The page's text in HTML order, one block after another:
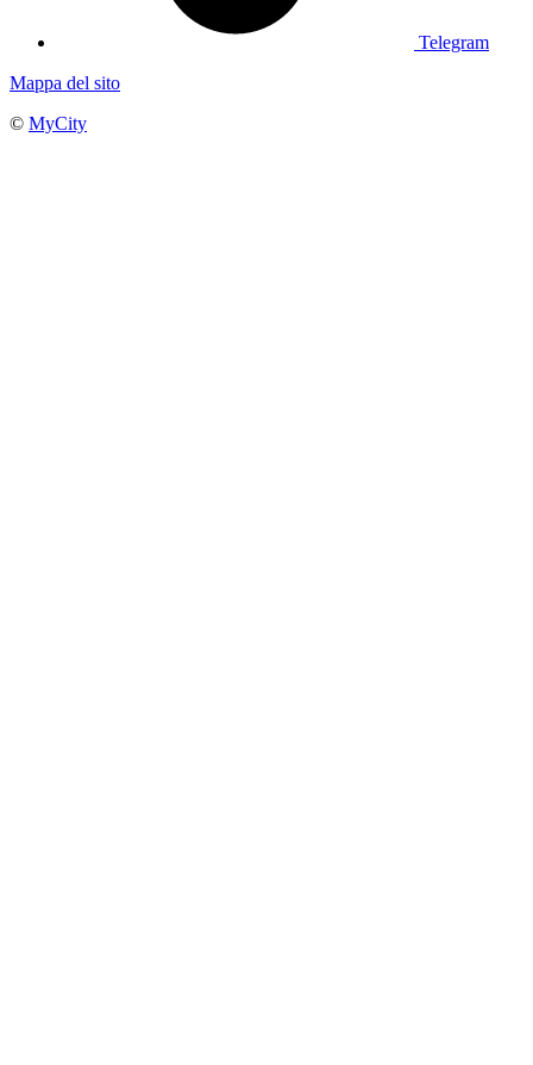
Telegram
Mappa del sito
© MyCity